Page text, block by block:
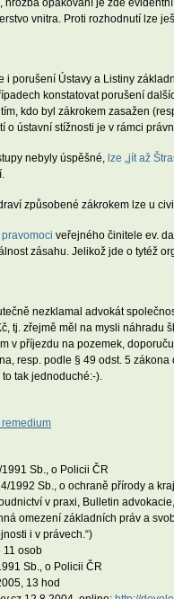
vnitra. Proti rozhodnutí lze
i porušení Ústavy a Listiny
konstatovat porušení
kdo byl zákrokem zasažen
o ústavní stížnosti je v rámci
nebyly úspěšné, lze „jít až
způsobené zákrokem lze u
veřejného činitele ev.
zásahu. Jelikož jde o tytéž
nezklamal advokát
tj. zřejmě měl na mysli náhradu
v příjezdu na pozemek,
resp. podle § 49 odst. 5
tak jednoduché:-).
remedium
Sb., o Policii ČR
1992 Sb., o ochraně přírody a
v praxi, Bulletin
omezení základních práv a
i v právech.“)
11 osob
Sb., o Policii ČR
13 hod